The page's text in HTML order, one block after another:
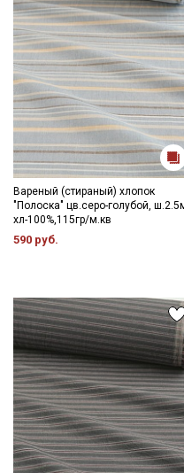
Вареный (стираный) хлопок
"Полоска" цв.серо-голубой,
хл-100%,115гр/м.кв
590 руб.
Ознакомлен(а) с
данныхи даюСогласие
данных
ДаюСогласие на
информационных